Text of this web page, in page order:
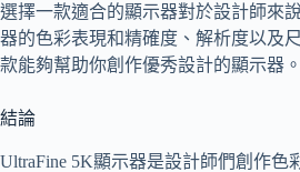
選擇一款適合的顯示器對於設計師來
器的色彩表現和精確度、解析度以及
款能夠幫助你創作優秀設計的顯示器。
結論
UltraFine 5K顯示器是設計師們創作色